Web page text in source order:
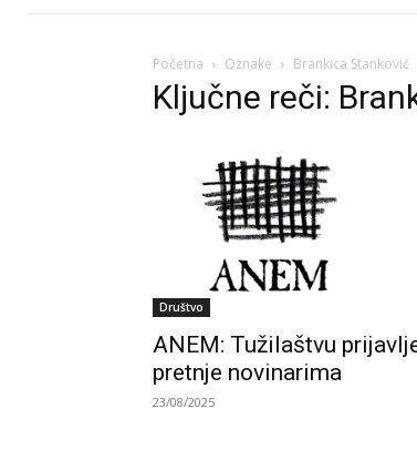
Početna Oznake Brankica Stanković
Ključne reči:
Društvo
ANEM: Tužilaštvu
pretnje novinarima
23/08/2025